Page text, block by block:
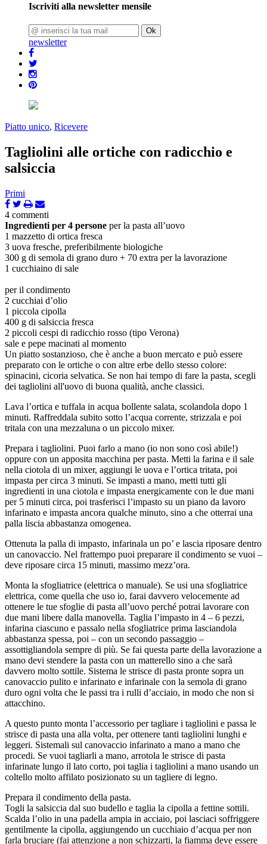
Iscriviti alla newsletter mensile
Ok
newsletter
Piatto unico, Ricevere
Tagliolini alle ortiche con radicchio e
salsiccia
Primi
4 commenti
Ingredienti per 4 persone per la pasta all’uovo
1 mazzetto di ortica fresca
3 uova fresche, preferibilmente biologiche
300 g di semola di grano duro + 70 extra per la lavorazione
1 cucchiaino di sale
per il condimento
2 cucchiai d’olio
1 piccola cipolla
400 g di salsiccia fresca
2 piccoli cespi di radicchio rosso (tipo Verona)
sale e pepe macinati al momento
Un piatto sostanzioso, che è anche a buon mercato e può essere
preparato con le ortiche o con altre erbe dello stesso colore:
spinacini, cicoria selvatica. Se non hai tempo di fare la pasta, scegli
dei tagliolini all'uovo di buona qualità, anche classici.
Lava l’ortica e tuffala in acqua bollente salata, scolandola dopo 1
minuti. Raffreddala subito sotto l’acqua corrente, strizzala e poi
tritala con una mezzaluna o un piccolo mixer.
Prepara i tagliolini. Puoi farlo a mano (io non sono così abile!)
oppure con un apposita macchina per pasta. Metti la farina e il sale
nella ciotola di un mixer, aggiungi le uova e l’ortica tritata, poi
impasta per circa 3 minuti. Se impasti a mano, metti tutti gli
ingredienti in una ciotola e impasta energicamente con le due mani
per 5 minuti circa, poi trasferisci l’impasto su un piano da lavoro
infarinato e impasta ancora qualche minuto, sino a che otterrai una
palla liscia abbastanza omogenea.
Ottenuta la palla di impasto, infarinala un po’ e lascia riposare dentro
un canovaccio. Nel frattempo puoi preparare il condimento se vuoi –
deve riposare circa 15 minuti, massimo mezz’ora.
Monta la sfogliatrice (elettrica o manuale). Se usi una sfogliatrice
elettrica, come quella che uso io, farai davvero velocemente ad
ottenere le tue sfoglie di pasta all’uovo perché potrai lavorare con
due mani libere dalla manovella. Taglia l’impasto in 4 – 6 pezzi,
infarina ciascuno e passalo nella sfogliatrice prima lasciandola
abbastanza spessa, poi – con un secondo passaggio –
assottigliandola sempre di più. Se fai questa parte della lavorazione a
mano devi stendere la pasta con un matterello sino a che sarà
davvero molto sottile. Sistema le strisce di pasta pronte sopra un
canovaccio pulito e infarinato e infarinale con la semola di grano
duro ogni volta che le passi tra i rulli d’acciaio, in modo che non si
attacchino.
A questo punto monta l’accessorio per tagliare i tagliolini e passa le
strisce di pasta una alla volta, per ottenere tanti tagliolini lunghi e
leggeri. Sistemali sul canovaccio infarinato a mano a mano che
procedi. Se vuoi tagliarli a mano, arrotola le strisce di pasta
infarinate lungo il lato corto, poi taglia i tagliolini a mano usando un
coltello molto affilato posizionato su un tagliere di legno.
Prepara il condimento della pasta.
Togli la salsiccia dal suo budello e taglia la cipolla a fettine sottili.
Scalda l’olio in una padella ampia in acciaio, poi lasciaci soffriggere
gentilmente la cipolla, aggiungendo un cucchiaio d’acqua per non
farla bruciare (fai attenzione a non schizzarti, la fiamma deve essere